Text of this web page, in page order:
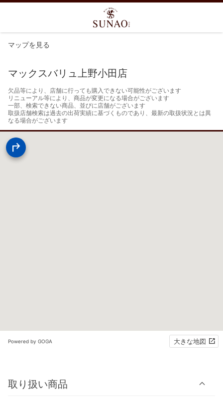
マップを見る
マックスバリュ上野小田店
欠品等により、店舗に行っても購入できない可能性がございます
リニューアル等により、商品が変更になる場合がございます
一部、検索できない商品、並びに店舗がございます
取扱店舗検索は過去の出荷実績に基づくものであり、最新の取扱状況とは異
なる場合がございます
Powered by GOGA 大きな地図
取り扱い商品